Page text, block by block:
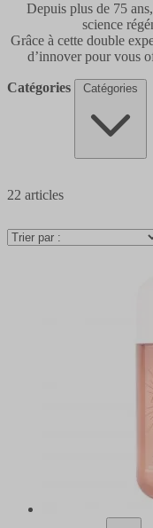
Depuis plus de 75
science
Grâce à cette double
d’innover pour vous
Catégories Catégories
22 articles